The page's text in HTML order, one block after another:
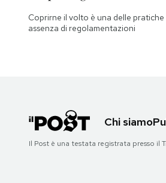
Coprirne il volto è una delle
assenza di regolamentazioni
Chi siamo
Il Post è una testata registrata presso il